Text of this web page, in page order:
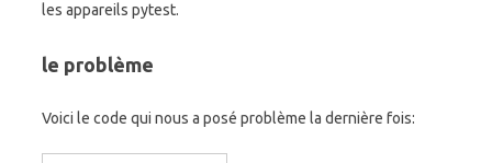
les appareils pytest.
le problème
Voici le code qui nous a posé problème la dernière fois: